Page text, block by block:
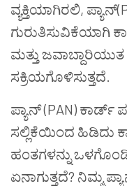
ವ್ಯಕ್ತಿಯಾಗಿರಲಿ,
ಗುರುತಿಸುವಿಕೆಯಾಗಿ
ಮತ್ತು ಜವಾಬ್ದಾರಿಯುತ
ಸಕ್ರಿಯಗೊಳಿಸುತ್ತದೆ.
ಪ್ಯಾನ್ (PAN)
ಸಲ್ಲಿಕೆಯಿಂದ ಹಿಡಿದು
ಹಂತಗಳನ್ನು
ಏನಾಗುತ್ತದೆ? ನಿಮ್ಮ